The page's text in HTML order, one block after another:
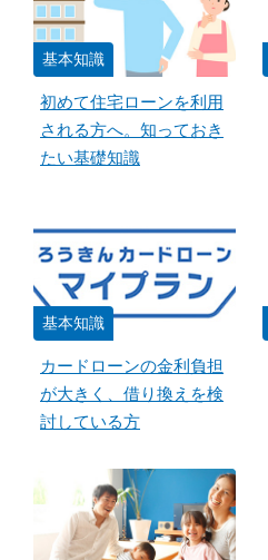
基本知識
初めて住宅ローンを利用
される方へ。知っておき
たい基礎知識
基本知識
カードローンの金利負担
が大きく、借り換えを検
討している方